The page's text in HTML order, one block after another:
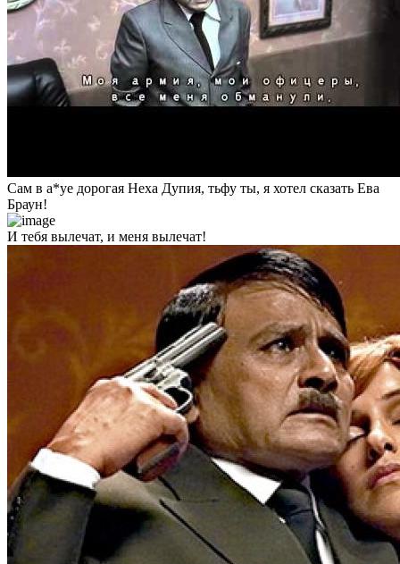
Сам в а*уе дорогая Неха Дупия, тьфу ты, я хотел сказать Ева
Браун!
И тебя вылечат, и меня вылечат!